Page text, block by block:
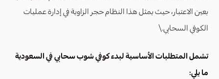
بعين الاعتبار، حيث يمثل هذا النظام حجر الزاوية في إدارة عمليات
الكوفي السحابي.\
تشمل المتطلبات الأساسية لبدء كوفي شوب سحابي في السعودية
ما يلي: